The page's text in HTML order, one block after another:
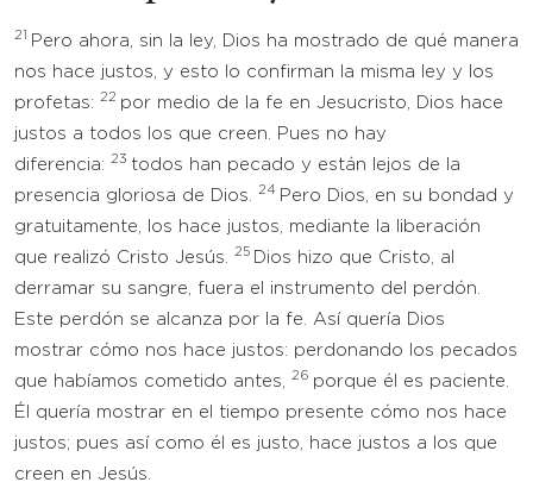
21
Pero ahora, sin la ley, Dios ha mostrado de qué manera
nos hace justos, y esto lo confirman la misma ley y los
profetas: 22 por medio de la fe en Jesucristo, Dios hace
justos a todos los que creen. Pues no hay
diferencia: 23 todos han pecado y están lejos de la
presencia gloriosa de Dios.
24 Pero Dios, en su bondad y
gratuitamente, los hace justos, mediante la liberación
que realizó Cristo Jesús.
25
Dios hizo que Cristo, al
derramar su sangre, fuera el instrumento del perdón.
Este perdón se alcanza por la fe. Así quería Dios
mostrar cómo nos hace justos: perdonando los pecados
que habíamos cometido antes,
26 porque él es paciente.
Él quería mostrar en el tiempo presente cómo nos hace
justos; pues así como él es justo, hace justos a los que
creen en Jesús.